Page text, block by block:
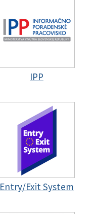
IPP
Entry/Exit System